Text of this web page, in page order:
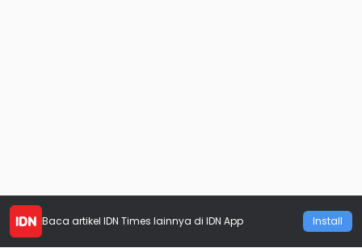
Baca artikel IDN Times lainnya di IDN App Install